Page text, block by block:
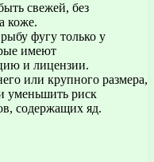
свежей, без
коже.
фугу только у
имеют
и лицензии.
или крупного размера,
уменьшить риск
содержащих яд.